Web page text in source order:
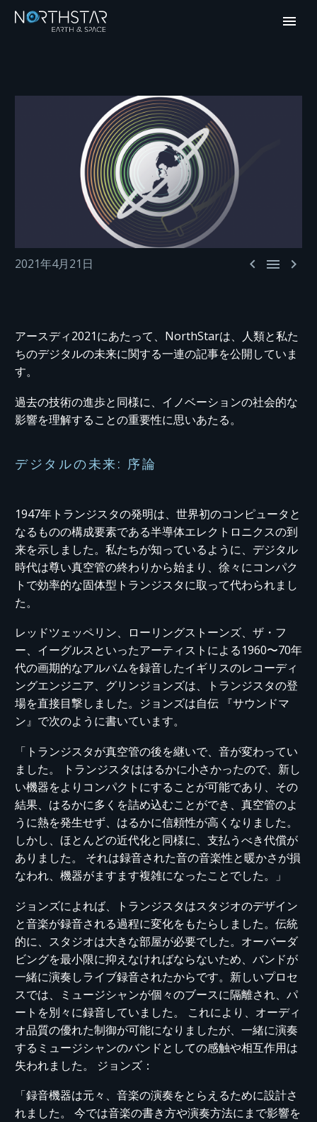
  
2021年4月21日
アースディ2021にあたって、NorthStarは、人類と私た
ちのデジタルの未来に関する一連の記事を公開していま
す。
過去の技術の進歩と同様に、イノベーションの社会的な
影響を理解することの重要性に思いあたる。
デジタルの未来: 序論
1947年トランジスタの発明は、世界初のコンピュータと
なるものの構成要素である半導体エレクトロニクスの到
来を示しました。私たちが知っているように、デジタル
時代は尊い真空管の終わりから始まり、徐々にコンパク
トで効率的な固体型トランジスタに取って代わられまし
た。
レッドツェッペリン、ローリングストーンズ、ザ・フ
ー、イーグルスといったアーティストによる1960〜70年
代の画期的なアルバムを録音したイギリスのレコーディ
ングエンジニア、グリンジョンズは、トランジスタの登
場を直接目撃しました。ジョンズは自伝 『サウンドマ
ン』で次のように書いています。
「トランジスタが真空管の後を継いで、音が変わってい
ました。 トランジスタははるかに小さかったので、新し
い機器をよりコンパクトにすることが可能であり、その
結果、はるかに多くを詰め込むことができ、真空管のよ
うに熱を発生せず、はるかに信頼性が高くなりました。
しかし、ほとんどの近代化と同様に、支払うべき代償が
ありました。 それは録音された音の音楽性と暖かさが損
なわれ、機器がますます複雑になったことでした。」
ジョンズによれば、トランジスタはスタジオのデザイン
と音楽が録音される過程に変化をもたらしました。伝統
的に、スタジオは大きな部屋が必要でした。オーバーダ
ビングを最小限に抑えなければならないため、バンドが
一緒に演奏しライブ録音されたからです。新しいプロセ
スでは、ミュージシャンが個々のブースに隔離され、パ
ートを別々に録音していました。 これにより、オーディ
オ品質の優れた制御が可能になりましたが、一緒に演奏
するミュージシャンのバンドとしての感触や相互作用は
失われました。 ジョンズ：
「録音機器は元々、音楽の演奏をとらえるために設計さ
れました。 今では音楽の書き方や演奏方法にまで影響を